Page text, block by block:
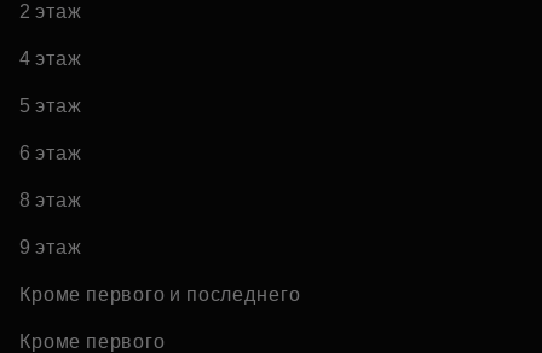
2 этаж
4 этаж
5 этаж
6 этаж
8 этаж
9 этаж
Кроме первого и последнего
Кроме первого